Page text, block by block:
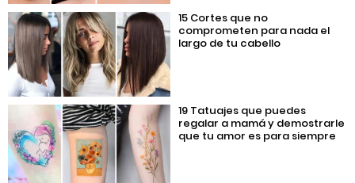
15 Cortes que no
comprometen para nada el
largo de tu cabello
19 Tatuajes que puedes
regalar a mamá y demostrarle
que tu amor es para siempre